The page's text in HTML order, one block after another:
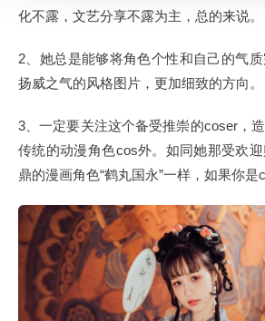
化不露，文艺分享不露为主，总的来说。
2、她总是能够将角色个性和自己的气
扬威之气的风格图片，更加细致的方向。
3、一定要关注这个备受推崇的coser，
传统的动漫角色cos外。如同她那受欢
鼎的漫画角色“鹤丸国永”一样，如果你是